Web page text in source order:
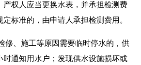
产权人应当更换水表，并承担检测费
标准的，由申请人承担检测费用。
修、施工等原因需要临时停水的，供
时通知用水户；发现供水设施损坏或